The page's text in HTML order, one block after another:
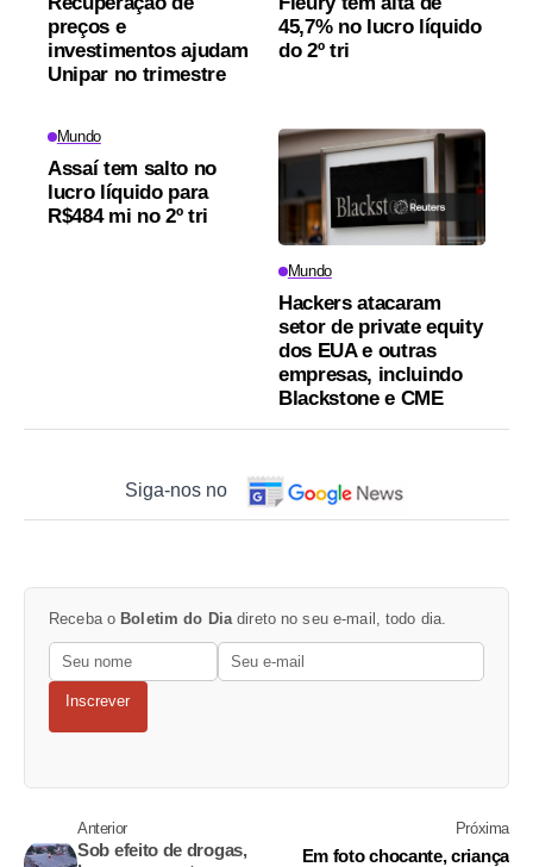
preços e
investimentos ajudam
Unipar no trimestre
45,7% no lucro líquido
do 2º tri
Mundo
Assaí tem salto no
lucro líquido para
R$484 mi no 2º tri
Mundo
Hackers atacaram
setor de private equity
dos EUA e outras
empresas, incluindo
Blackstone e CME
Siga-nos no
Receba o Boletim do Diadireto no seu e-mail, todo dia.
Inscrever
Anterior
Sob efeito de drogas,
Próxima
Em foto chocante, criança